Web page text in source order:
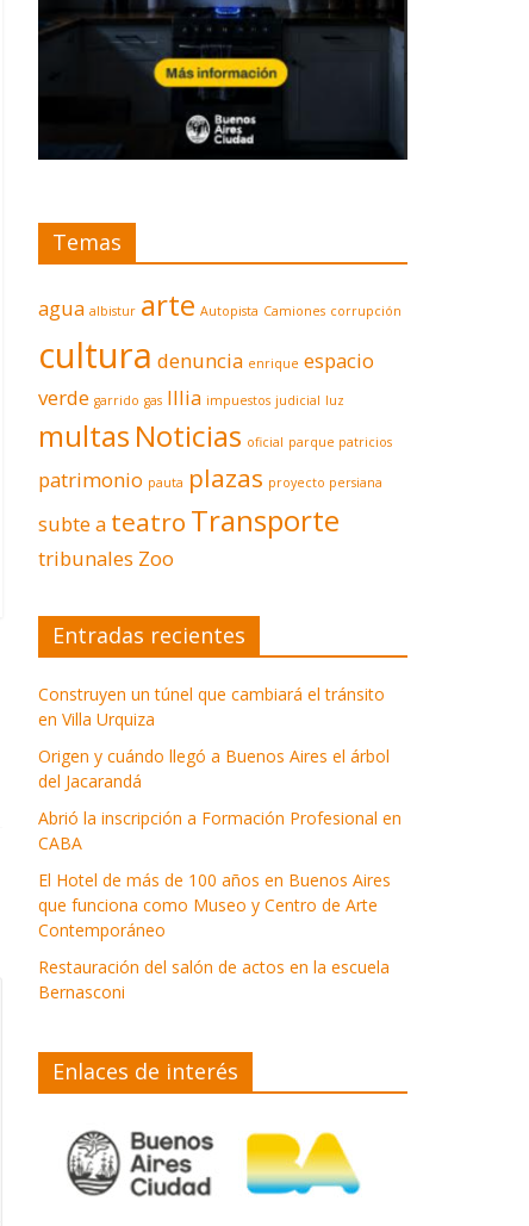
Temas
agua albistur arte Autopista Camiones corrupción
cultura denuncia enrique espacio
verde garrido gas Illia impuestos judicial luz
multas Noticias oficial parque patricios
patrimonio pauta plazas proyecto persiana
subte a teatro Transporte
tribunales Zoo
Entradas recientes
Construyen un túnel que cambiará el tránsito
en Villa Urquiza
Origen y cuándo llegó a Buenos Aires el árbol
del Jacarandá
Abrió la inscripción a Formación Profesional en
CABA
El Hotel de más de 100 años en Buenos Aires
que funciona como Museo y Centro de Arte
Contemporáneo
Restauración del salón de actos en la escuela
Bernasconi
Enlaces de interés